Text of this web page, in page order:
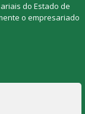
do Estado de
o empresariado